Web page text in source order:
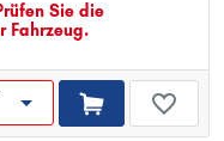
Sie die
Fahrzeug.